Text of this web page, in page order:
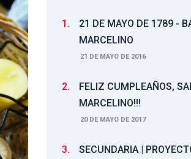
1.
21 DE MAYO DE 1789 -
MARCELINO
21 DE MAYO DE 2016
2.
FELIZ CUMPLEAÑOS,
MARCELINO!!!
20 DE MAYO DE 2017
3.
SECUNDARIA |